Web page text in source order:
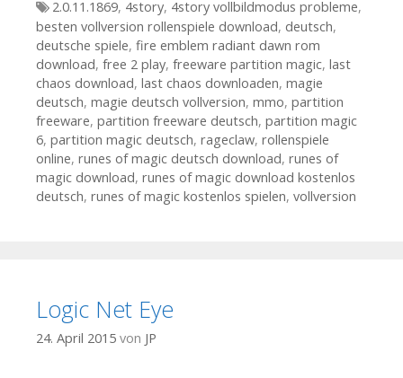
Tags
2.0.11.1869, 4story, 4story vollbildmodus probleme,
besten vollversion rollenspiele download, deutsch,
deutsche spiele, fire emblem radiant dawn rom
download, free 2 play, freeware partition magic, last
chaos download, last chaos downloaden, magie
deutsch, magie deutsch vollversion, mmo, partition
freeware, partition freeware deutsch, partition magic
6, partition magic deutsch, rageclaw, rollenspiele
online, runes of magic deutsch download, runes of
magic download, runes of magic download kostenlos
deutsch, runes of magic kostenlos spielen, vollversion
Logic Net Eye
24. April 2015 von JP